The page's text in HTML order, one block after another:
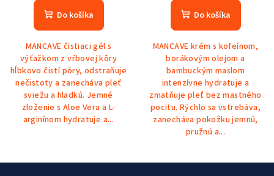
Do košíka
MANCAVE čistiaci gél s
výťažkom z vŕbovej kôry
hĺbkovo čistí póry, odstraňuje
nečistoty a zanecháva pleť
sviežu a hladkú. Jemné
zloženie s Aloe Vera a L-
arginínom hydratuje a...
Do košíka
MANCAVE krém s kofeínom,
borákovým olejom a
bambuckým maslom
intenzívne hydratuje a
zmatňuje pleť bez mastného
pocitu. Rýchlo sa vstrebáva,
zanecháva pokožku jemnú,
pružnú a...